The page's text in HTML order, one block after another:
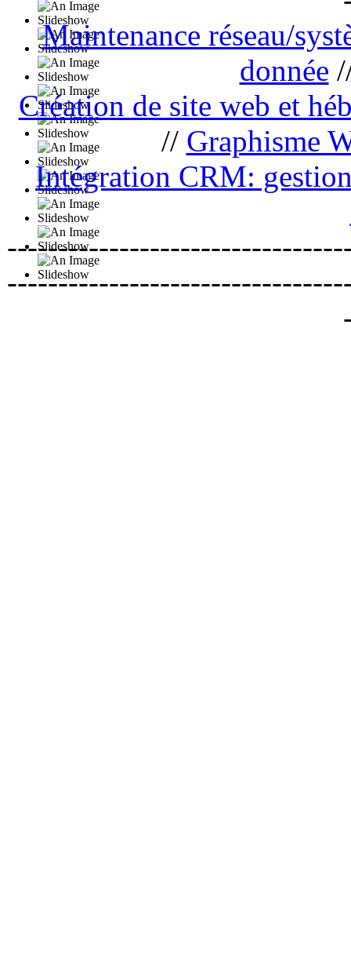
Maintenance réseau/
donnée
Création de site web et
// Graphisme
Intégration CRM: